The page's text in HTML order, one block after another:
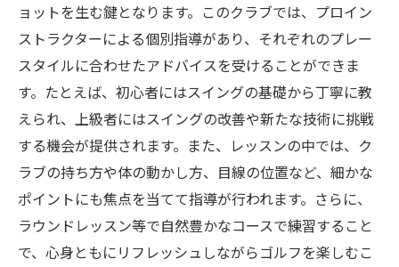
ョットを生む鍵となります。このクラブでは、プロイン
ストラクターによる個別指導があり、それぞれのプレー
スタイルに合わせたアドバイスを受けることができま
す。たとえば、初心者にはスイングの基礎から丁寧に教
えられ、上級者にはスイングの改善や新たな技術に挑戦
する機会が提供されます。また、レッスンの中では、ク
ラブの持ち方や体の動かし方、目線の位置など、細かな
ポイントにも焦点を当てて指導が行われます。さらに、
ラウンドレッスン等で自然豊かなコースで練習すること
で、心身ともにリフレッシュしながらゴルフを楽しむこ